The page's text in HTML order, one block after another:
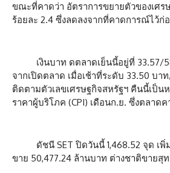
ขณะที่คาดว่า อัตราการขยายตัวของเศร
ร้อยละ 2.4 ซึ่งลดลงจากที่คาดการณ์ไว้ก่
เงินบาท ดตลาดเย็นนี้อยู่ที่ 33.57/
จากเปิดตลาด เมื่อเช้าที่ระดับ 33.50 บา
ติดตามตัวเลขเศรษฐกิจสหรัฐฯ คืนนี้เป็น
ราคาผู้บริโภค (CPI) เดือนก.ย. ซึ่งตลาด
ดัชนี SET ปิดวันนี้ 1,468.52 จุด เพิ่ม
ขาย 50,477.24 ล้านบาท ต่างชาติขายสุ